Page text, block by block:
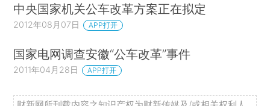
中央国家机关公车改革方案正在拟定
2012年08月07日 APP打开
国家电网调查安徽“公车改革”事件
2011年04月28日 APP打开